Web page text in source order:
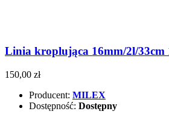
Linia kroplująca 16mm/2l/33cm
150,00 zł
Producent: MILEX
Dostępność: Dostępny